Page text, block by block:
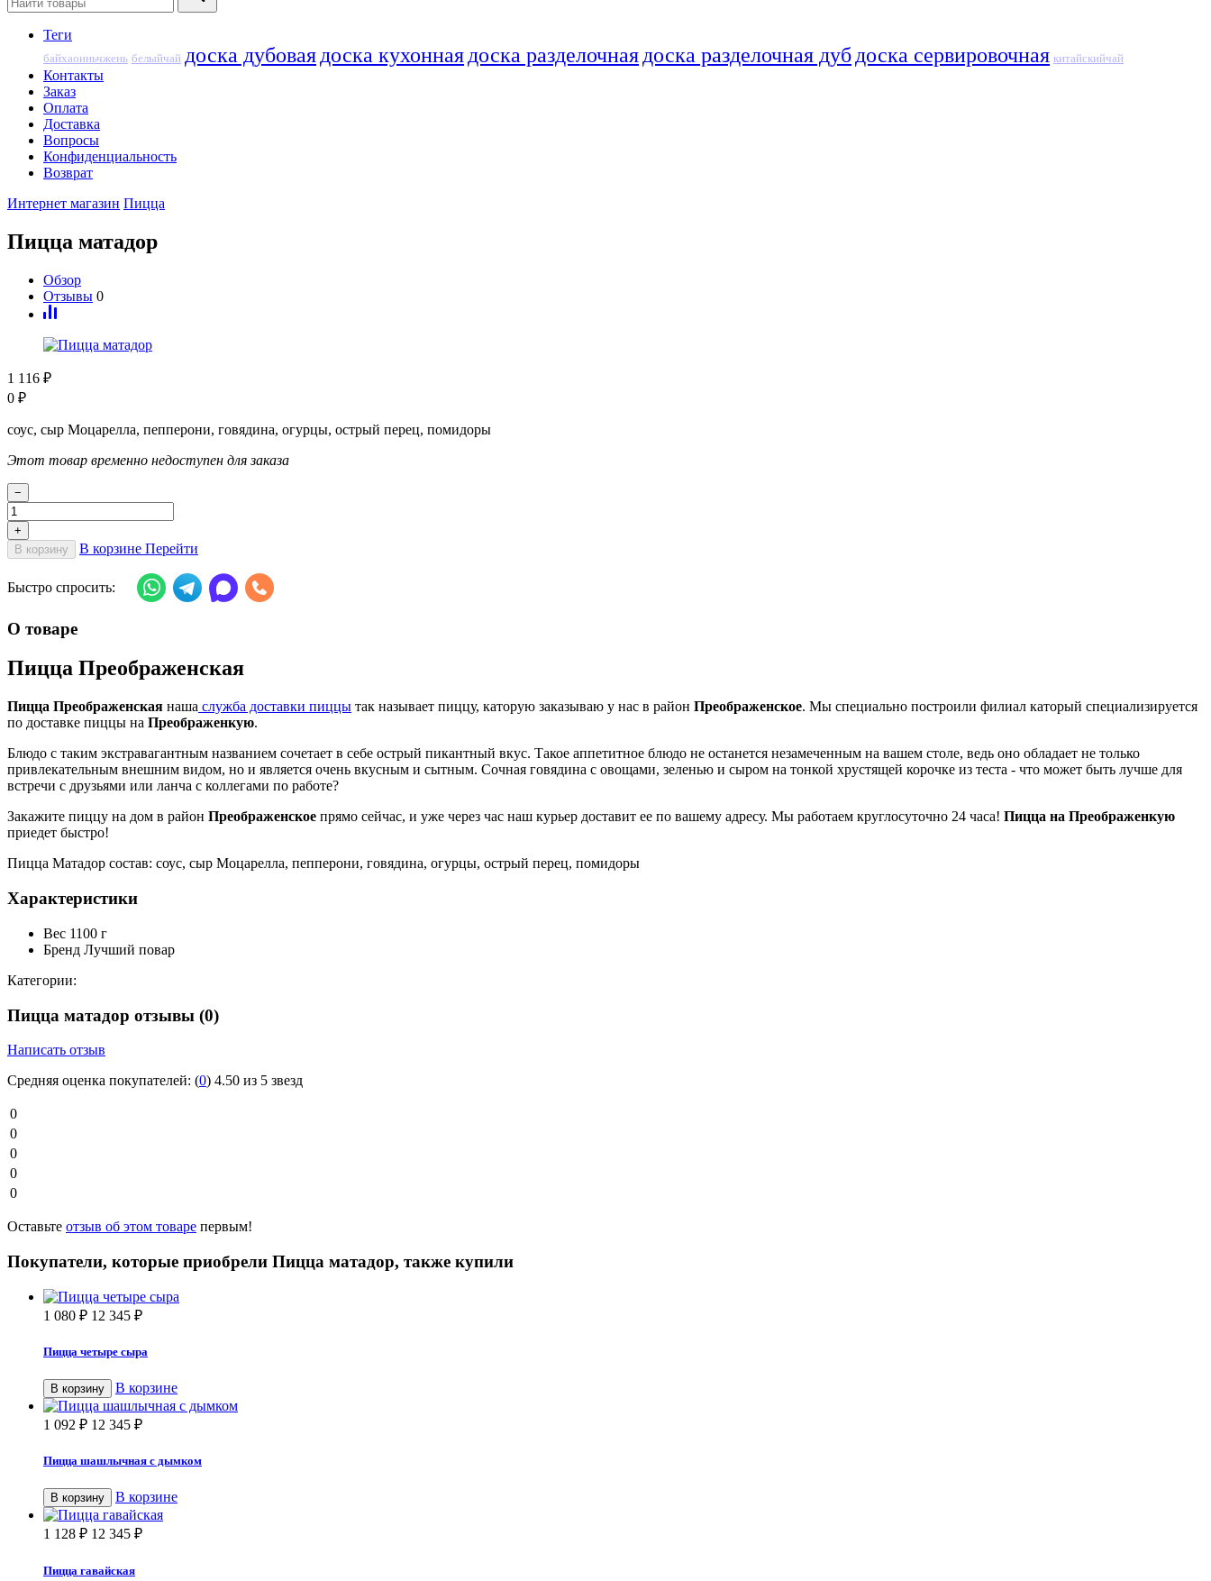
Теги
байхаоиньчжень белыйчай доска дубовая доска кухонная доска разделочная доска разделочная дуб доска сервировочная китайскийчай
Контакты
Заказ
Оплата
Доставка
Вопросы
Конфиденциальность
Возврат
Интернет магазин Пицца
Пицца матадор
Обзор
Отзывы 0
1 116 ₽
0 ₽
соус, сыр Моцарелла, пепперони, говядина, огурцы, острый перец, помидоры
Этот товар временно недоступен для заказа
−
+
В корзину
В корзине Перейти
Быстро спросить:
О товаре
Пицца Преображенская
Пицца Преображенская наша служба доставки пиццы так называет пиццу, каторую заказываю у нас в район Преображенское. Мы специально построили филиал каторый специализируется
по доставке пиццы на Преображенкую.
Блюдо с таким экстравагантным названием сочетает в себе острый пикантный вкус. Такое аппетитное блюдо не останется незамеченным на вашем столе, ведь оно обладает не только
привлекательным внешним видом, но и является очень вкусным и сытным. Сочная говядина с овощами, зеленью и сыром на тонкой хрустящей корочке из теста - что может быть лучше для
встречи с друзьями или ланча с коллегами по работе?
Закажите пиццу на дом в район Преображенское прямо сейчас, и уже через час наш курьер доставит ее по вашему адресу. Мы работаем круглосуточно 24 часа! Пицца на Преображенкую
приедет быстро!
Пицца Матадор состав: соус, сыр Моцарелла, пепперони, говядина, огурцы, острый перец, помидоры
Характеристики
Вес 1100 г
Бренд Лучший повар
Категории:
Пицца матадор отзывы (0)
Написать отзыв
Средняя оценка покупателей: (0) 4.50 из 5 звезд
0
0
0
0
0
Оставьте отзыв об этом товаре первым!
Покупатели, которые приобрели Пицца матадор, также купили
1 080 ₽ 12 345 ₽
Пицца четыре сыра
В корзину В корзине
1 092 ₽ 12 345 ₽
Пицца шашлычная с дымком
В корзину В корзине
1 128 ₽ 12 345 ₽
Пицца гавайская